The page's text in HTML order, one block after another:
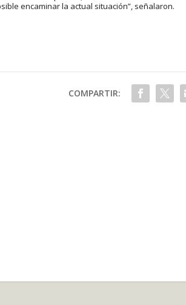
encaminar la actual situación”, señalaron.
COMPARTIR: